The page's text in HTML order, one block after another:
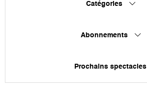
Catégories
Abonnements
Prochains spectacles